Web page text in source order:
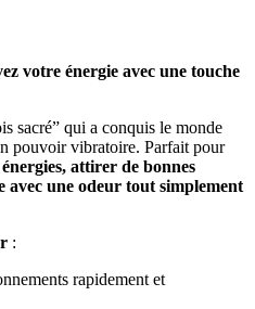
votre énergie avec une touche
sacré” qui a conquis le monde
pouvoir vibratoire. Parfait pour
attirer de bonnes
avec une odeur tout simplement
:
rapidement et